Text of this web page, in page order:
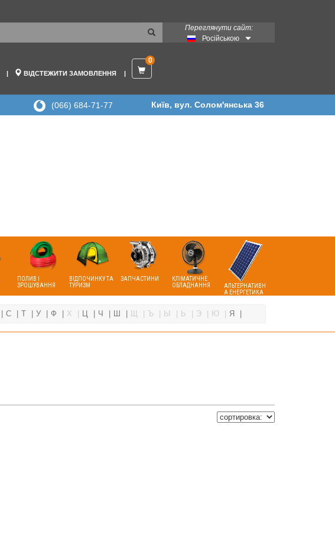
Переглянути сайт:
Російською
ВІДСТЕЖИТИ ЗАМОВЛЕННЯ
0
(066) 684-71-77 Київ, вул. Солом'янська 36
ПОЛИВ І
ЗРОШУВАННЯ
ВІДПОЧИНКУ ТА
ТУРИЗМ
ЗАПЧАСТИНИ
КЛІМАТИЧНЕ
ОБЛАДНАННЯ
АЛЬТЕРНАТИВН
А ЕНЕРГЕТИКА
С Т У Ф Х Ц Ч Ш Щ Ъ Ы Ь Э Ю Я